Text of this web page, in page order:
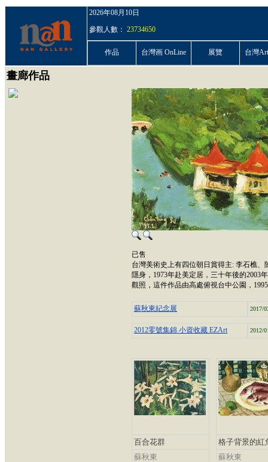
2026年08月10日
參觀人數： 23734650
作品 台灣画 OnLine 展覽 台灣
畫廊作品
已售
台灣美術史上有四位朝日賞得主: 李石樵
隱身，1973年赴美定居，三十年後的2003
觀照，這件作品由高處俯視台中公園，
蘇秋東紀念展 2017/
2012零號集錦 小資收藏 EZArt 2012/
百合花群
蘇秋東
格子背景的紅
蘇秋東